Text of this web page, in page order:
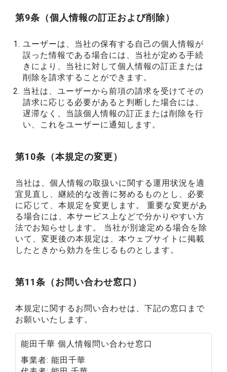
第9条（個人情報の訂正および削除）
ユーザーは、当社の保有する自己の個人情報が
誤った情報である場合には、当社が定める手続
きにより、当社に対して個人情報の訂正または
削除を請求することができます。
当社は、ユーザーから前項の請求を受けてその
請求に応じる必要があると判断した場合には、
遅滞なく、当該個人情報の訂正または削除を行
い、これをユーザーに通知します。
第10条（本規定の変更）
当社は、個人情報の取扱いに関する運用状況を適
宜見直し、継続的な改善に努めるものとし、必要
に応じて、本規定を変更します。 重要な変更があ
る場合には、本サービス上などで分かりやすい方
法でお知らせします。 当社が別途定める場合を除
いて、変更後の本規定は、本ウェブサイトに掲載
したときから効力を生じるものとします。
第11条（お問い合わせ窓口）
本規定に関するお問い合わせは、下記の窓口まで
お願いいたします。
能田千華 個人情報問い合わせ窓口
事業者 能田千華